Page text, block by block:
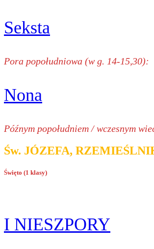
Seksta
Pora popołudniowa (w g. 14-15,30):
Nona
Późnym popołudniem / wczesnym
Św. JÓZEFA,
Święto (1 klasy)
I NIESZPORY